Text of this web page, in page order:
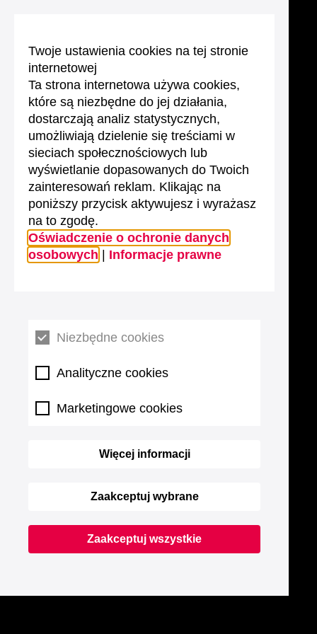
Twoje ustawienia cookies na tej stronie
internetowej
Ta strona internetowa używa cookies,
które są niezbędne do jej działania,
dostarczają analiz statystycznych,
umożliwiają dzielenie się treściami w
sieciach społecznościowych lub
wyświetlanie dopasowanych do Twoich
zainteresowań reklam. Klikając na
poniższy przycisk aktywujesz i wyrażasz
na to zgodę.
Oświadczenie o ochronie danych
osobowych
Informacje prawne
Niezbędne cookies
Analityczne cookies
Marketingowe cookies
Więcej informacji
Zaakceptuj wybrane
Zaakceptuj wszystkie